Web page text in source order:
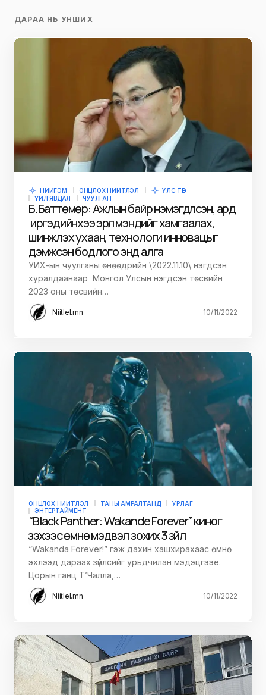
ДАРАА НЬ УНШИХ
НИЙГЭМ ОНЦЛОХ НИЙТЛЭЛ
УЛС ТӨР
ҮЙЛ ЯВДАЛ
ЧУУЛГАН
Б.Баттөмөр: Ажлын байр нэмэгдүүлсэн, ард
иргэдийнхээ эрүүл мэндийг хамгаалах,
шинжлэх ухаан, технологи инновацыг
дэмжсэн бодлого энд алга
УИХ-ын чуулганы өнөөдрийн \2022.11.10\ нэгдсэн
хуралдаанаар Монгол Улсын нэгдсэн төсвийн
2023 оны төсвийн…
Niitlel.mn 10/11/2022
ОНЦЛОХ НИЙТЛЭЛ ТАНЫ АМРАЛТАНД
УРЛАГ
ЭНТЕРТАЙМЕНТ
“Black Panther: Wakande Forever” киног
үзэхээс өмнө мэдвэл зохих 3 зүйл
“Wakanda Forever!” гэж дахин хашхирахаас өмнө
эхлээд дараах зүйлсийг урьдчилан мэдэцгээе.
Цорын ганц Т’Чалла,…
Niitlel.mn 10/11/2022